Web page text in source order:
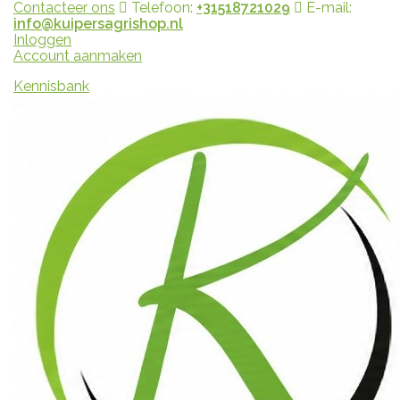
Contacteer ons Telefoon: +31518721029
E-mail:
info@kuipersagrishop.nl
Inloggen
Account aanmaken
Kennisbank